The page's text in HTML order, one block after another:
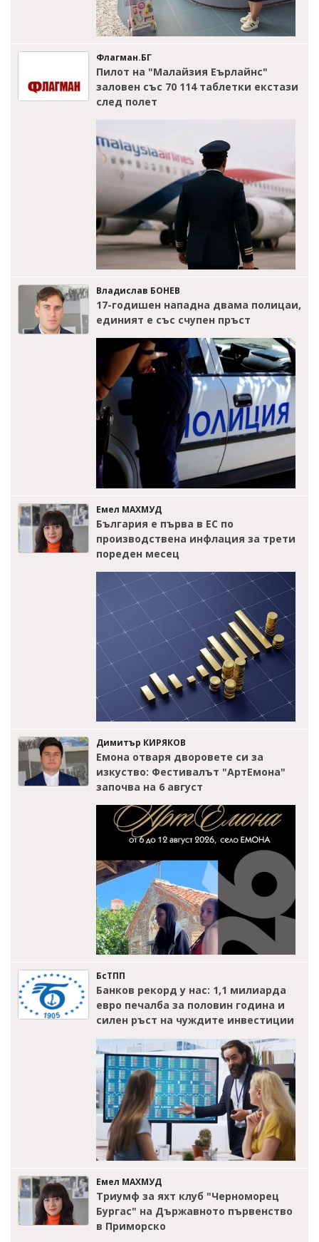
Флагман.БГ
Пилот на "Малайзия Еърлайнс"
заловен със 70 114 таблетки екстази
след полет
Владислав БОНЕВ
17-годишен нападна двама полицаи,
единият е със счупен пръст
Емел МАХМУД
България е първа в ЕС по
производствена инфлация за трети
пореден месец
Димитър КИРЯКОВ
Емона отваря дворовете си за
изкуство: Фестивалът "АртЕмона"
започва на 6 август
БсТПП
Банков рекорд у нас: 1,1 милиарда
евро печалба за половин година и
силен ръст на чуждите инвестиции
Емел МАХМУД
Триумф за яхт клуб "Черноморец
Бургас" на Държавното първенство
в Приморско